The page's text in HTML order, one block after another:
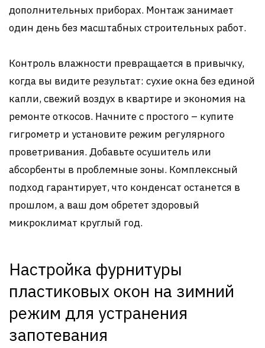
дополнительных приборах. Монтаж занимает
один день без масштабных строительных работ.
Контроль влажности превращается в привычку,
когда вы видите результат: сухие окна без единой
капли, свежий воздух в квартире и экономия на
ремонте откосов. Начните с простого – купите
гигрометр и установите режим регулярного
проветривания. Добавьте осушитель или
абсорбенты в проблемные зоны. Комплексный
подход гарантирует, что конденсат останется в
прошлом, а ваш дом обретет здоровый
микроклимат круглый год.
Настройка фурнитуры
пластиковых окон на зимний
режим для устранения
запотевания